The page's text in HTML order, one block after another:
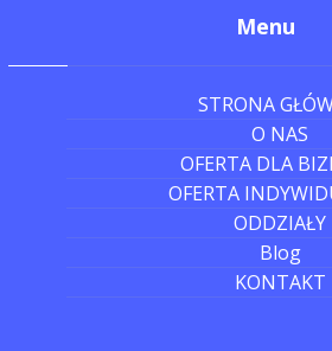
Menu
STRONA
O NAS
OFERTA DLA
OFERTA
ODDZIAŁY
Blog
KONTAKT